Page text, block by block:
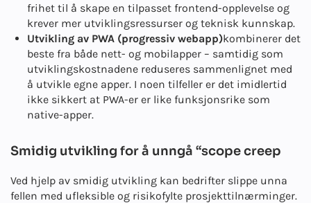
frihet til å skape en tilpasset frontend-opplevelse og
krever mer utviklingsressurser og teknisk kunnskap.
Utvikling av PWA (progressiv webapp)kombinerer det
beste fra både nett- og mobilapper – samtidig som
utviklingskostnadene reduseres sammenlignet med
å utvikle egne apper. I noen tilfeller er det imidlertid
ikke sikkert at PWA-er er like funksjonsrike som
native-apper.
Smidig utvikling for å unngå “scope creep
Ved hjelp av smidig utvikling kan bedrifter slippe unna
fellen med ufleksible og risikofylte prosjekttilnærminger.